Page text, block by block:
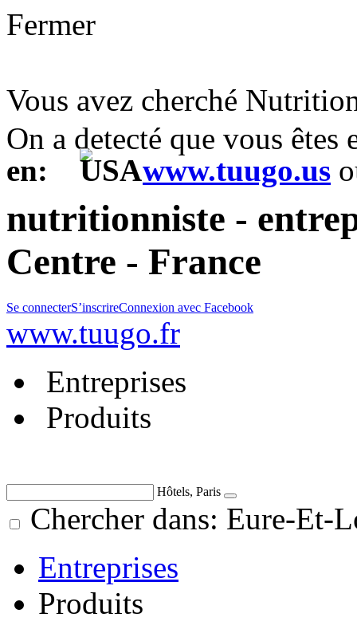
Fermer
Vous avez cherché
On a detecté que vous
en:
www.tuugo.us
nutritionniste -
Centre - France
Se connecterS’inscrireConnexion avec Facebook
www.tuugo.fr
Entreprises
Produits
Hôtels, Paris
Chercher dans: Eure-Et-
Entreprises
Produits